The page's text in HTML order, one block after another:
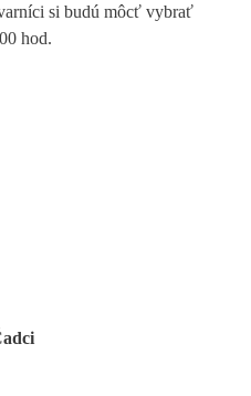
si budú môcť vybrať
hod.